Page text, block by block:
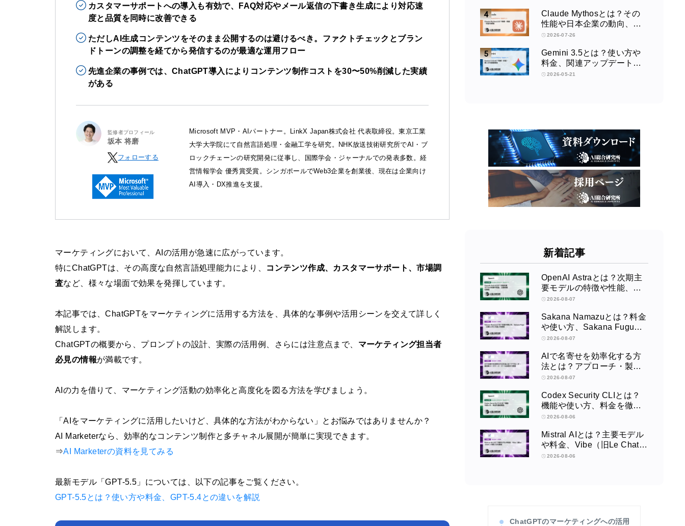
カスタマーサポートへの導入も有効で、FAQ対応やメール返信の下書き生成により対応速
度と品質を同時に改善できる
ただしAI生成コンテンツをそのまま公開するのは避けるべき。ファクトチェックとブラン
ドトーンの調整を経てから発信するのが最適な運用フロー
先進企業の事例では、ChatGPT導入によりコンテンツ制作コストを30〜50%削減した実績
がある
監修者プロフィール
坂本 将磨
フォローする
Microsoft MVP・AIパートナー。LinkX Japan株式会社 代表取締役。東京工業
大学大学院にて自然言語処理・金融工学を研究。NHK放送技術研究所でAI・ブ
ロックチェーンの研究開発に従事し、国際学会・ジャーナルでの発表多数。経
営情報学会 優秀賞受賞。シンガポールでWeb3企業を創業後、現在は企業向け
AI導入・DX推進を支援。
マーケティングにおいて、AIの活用が急速に広がっています。
特にChatGPTは、その高度な自然言語処理能力により、
コンテンツ作成、カスタマーサポート、市場調
査など、様々な場面で効果を発揮しています。
本記事では、ChatGPTをマーケティングに活用する方法を、具体的な事例や活用シーンを交えて詳しく
解説します。
ChatGPTの概要から、プロンプトの設計、実際の活用例、さらには注意点まで、 マーケティング担当者
必見の情報が満載です。
AIの力を借りて、マーケティング活動の効率化と高度化を図る方法を学びましょう。
「AIをマーケティングに活用したいけど、具体的な方法がわからない」とお悩みではありませんか？
AI Marketerなら、効率的なコンテンツ制作と多チャネル展開が簡単に実現できます。
⇒AI Marketerの資料を見てみる
最新モデル「GPT-5.5」については、以下の記事をご覧ください。
GPT-5.5とは？使い方や料金、GPT-5.4との違いを解説
Claude Mythosとは？その
性能や日本企業の動向、使
い方を解説
2026-07-26
Gemini 3.5とは？使い方や
料金、関連アップデートを
徹底解説！
2026-05-21
新着記事
OpenAI Astraとは？次期主
要モデルの特徴や性能、公
開時期を解説
2026-08-07
Sakana Namazuとは？料金
や使い方、Sakana Fugu・
主要LLMとの違いを解説
2026-08-07
AIで名寄せを効率化する方
法とは？アプローチ・製造
業ユースケース・ツール比
2026-08-07
Codex Security CLIとは？
機能や使い方、料金を徹底
解説
2026-08-06
Mistral AIとは？主要モデル
や料金、Vibe（旧Le Chat）
の使い方を解説
2026-08-06
ChatGPTのマーケティングへの活用